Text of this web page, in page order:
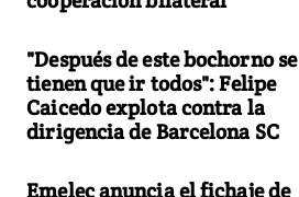
"Después de este bochorno se
tienen que ir todos": Felipe
Caicedo explota contra la
dirigencia de Barcelona SC
Emelec anuncia el fichaje de